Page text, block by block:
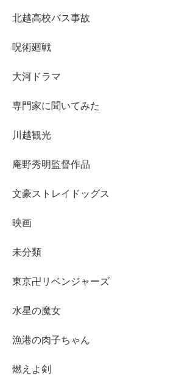
北越高校バス事故
呪術廻戦
大河ドラマ
専門家に聞いてみた
川越観光
庵野秀明監督作品
文豪ストレイドッグス
映画
未分類
東京卍リベンジャーズ
水星の魔女
漁港の肉子ちゃん
燃えよ剣